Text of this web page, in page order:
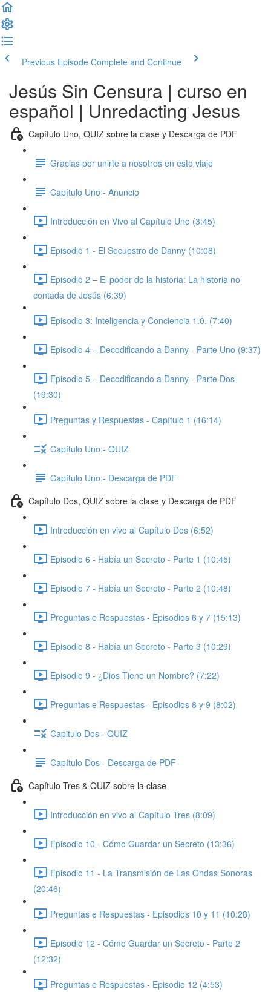
Previous Episode Complete and Continue
Jesús Sin Censura | curso en
español | Unredacting Jesus
Capítulo Uno, QUIZ sobre la clase y Descarga de PDF
Gracias por unirte a nosotros en este viaje
Capítulo Uno - Anuncio
Introducción en Vivo al Capítulo Uno (3:45)
Episodio 1 - El Secuestro de Danny (10:08)
Episodio 2 – El poder de la historia: La historia no
contada de Jesús (6:39)
Episodio 3: Inteligencia y Conciencia 1.0. (7:40)
Episodio 4 – Decodificando a Danny - Parte Uno (9:37)
Episodio 5 – Decodificando a Danny - Parte Dos
(19:30)
Preguntas y Respuestas - Capítulo 1 (16:14)
Capítulo Uno - QUIZ
Capítulo Uno - Descarga de PDF
Capítulo Dos, QUIZ sobre la clase y Descarga de PDF
Introducción en vivo al Capítulo Dos (6:52)
Episodio 6 - Había un Secreto - Parte 1 (10:45)
Episodio 7 - Había un Secreto - Parte 2 (10:48)
Preguntas e Respuestas - Episodios 6 y 7 (15:13)
Episodio 8 - Había un Secreto - Parte 3 (10:29)
Episodio 9 - ¿Dios Tiene un Nombre? (7:22)
Preguntas e Respuestas - Episodios 8 y 9 (8:02)
Capitulo Dos - QUIZ
Capítulo Dos - Descarga de PDF
Capítulo Tres & QUIZ sobre la clase
Introducción en vivo al Capítulo Tres (8:09)
Episodio 10 - Cómo Guardar un Secreto (13:36)
Episodio 11 - La Transmisión de Las Ondas Sonoras
(20:46)
Preguntas e Respuestas - Episodios 10 y 11 (10:28)
Episodio 12 - Cómo Guardar un Secreto - Parte 2
(12:32)
Preguntas e Respuestas - Episodio 12 (4:53)